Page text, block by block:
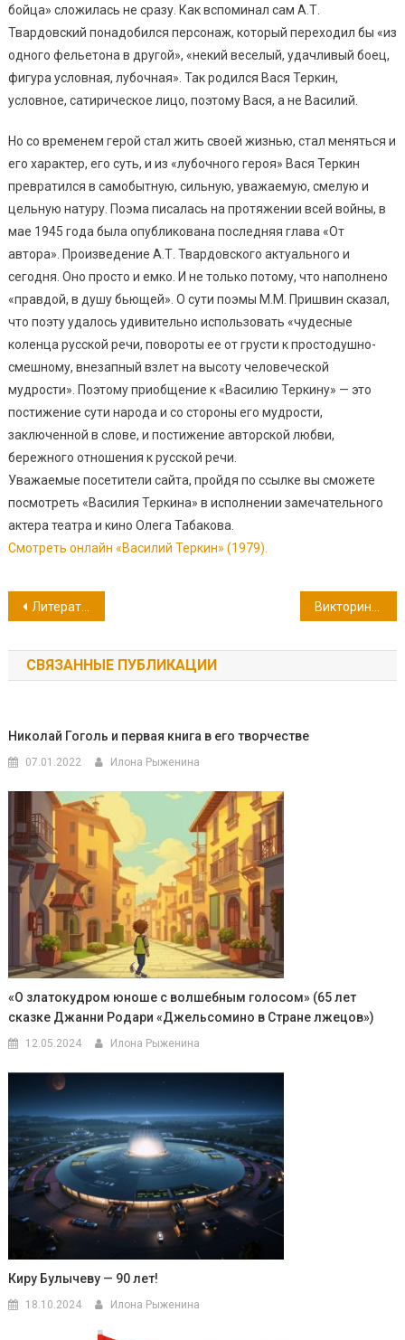
бойца» сложилась не сразу. Как вспоминал сам А.Т.
Твардовский понадобился персонаж, который переходил бы «из
одного фельетона в другой», «некий веселый, удачливый боец,
фигура условная, лубочная». Так родился Вася Теркин,
условное, сатирическое лицо, поэтому Вася, а не Василий.
Но со временем герой стал жить своей жизнью, стал меняться и
его характер, его суть, и из «лубочного героя» Вася Теркин
превратился в самобытную, сильную, уважаемую, смелую и
цельную натуру. Поэма писалась на протяжении всей войны, в
мае 1945 года была опубликована последняя глава «От
автора». Произведение А.Т. Твардовского актуального и
сегодня. Оно просто и емко. И не только потому, что наполнено
«правдой, в душу бьющей». О сути поэмы М.М. Пришвин сказал,
что поэту удалось удивительно использовать «чудесные
коленца русской речи, повороты ее от грусти к простодушно-
смешному, внезапный взлет на высоту человеческой
мудрости». Поэтому приобщение к «Василию Теркину» — это
постижение сути народа и со стороны его мудрости,
заключенной в слове, и постижение авторской любви,
бережного отношения к русской речи.
Уважаемые посетители сайта, пройдя по ссылке вы сможете
посмотреть «Василия Теркина» в исполнении замечательного
актера театра и кино Олега Табакова.
Смотреть онлайн «Василий Теркин» (1979).
Навигация
по
записям
Литературная игра «Найди сказочную пару»
СВЯЗАННЫЕ ПУБЛИКАЦИИ
Николай Гоголь и первая книга в его творчестве
07.01.2022 Илона Рыженина
«О златокудром юноше с волшебным голосом» (65 лет
сказке Джанни Родари «Джельсомино в Стране лжецов»)
12.05.2024 Илона Рыженина
Киру Булычеву — 90 лет!
18.10.2024 Илона Рыженина